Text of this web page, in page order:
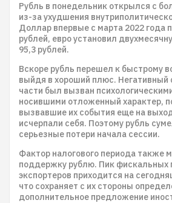
Рубль в понедельник открылся с
из-за ухудшения
Доллар впервые с марта 2022 года
рублей, евро установил
95,3 рублей.
Вскоре рубль перешел к быстрому
выйдя в хороший плюс. Негативный
части был вызван
носившими отложенный характер,
вызвавшие их события еще на
исчерпали себя. Поэтому рубль
серьезные потери начала сессии.
Фактор налогового периода также
поддержку рублю. Пик фискальных
экспортеров приходится на
что сохраняет с их стороны
дополнительное предложение